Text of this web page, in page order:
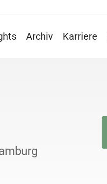
Archiv Karriere